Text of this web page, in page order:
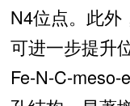
N4位点。此外
可进一步提升
Fe-N-C-